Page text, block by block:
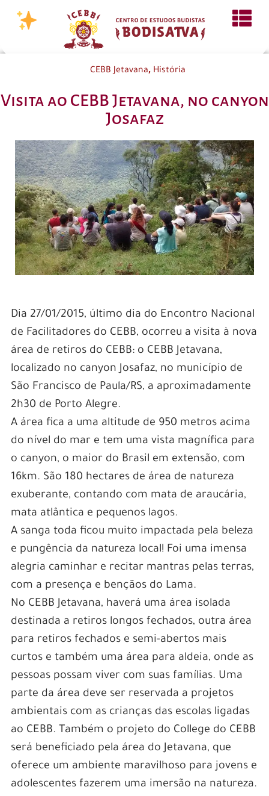
CEBB Jetavana, História
Visita ao CEBB Jetavana, no canyon
Josafaz
Dia 27/01/2015, último dia do Encontro Nacional
de Facilitadores do CEBB, ocorreu a visita à nova
área de retiros do CEBB: o CEBB Jetavana,
localizado no canyon Josafaz, no município de
São Francisco de Paula/RS, a aproximadamente
2h30 de Porto Alegre.
A área fica a uma altitude de 950 metros acima
do nível do mar e tem uma vista magnífica para
o canyon, o maior do Brasil em extensão, com
16km. São 180 hectares de área de natureza
exuberante, contando com mata de araucária,
mata atlântica e pequenos lagos.
A sanga toda ficou muito impactada pela beleza
e pungência da natureza local! Foi uma imensa
alegria caminhar e recitar mantras pelas terras,
com a presença e bençãos do Lama.
No CEBB Jetavana, haverá uma área isolada
destinada a retiros longos fechados, outra área
para retiros fechados e semi-abertos mais
curtos e também uma área para aldeia, onde as
pessoas possam viver com suas famílias. Uma
parte da área deve ser reservada a projetos
ambientais com as crianças das escolas ligadas
ao CEBB. Também o projeto do College do CEBB
será beneficiado pela área do Jetavana, que
oferece um ambiente maravilhoso para jovens e
adolescentes fazerem uma imersão na natureza.